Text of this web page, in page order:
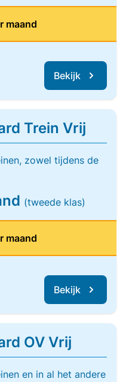
maand
Bekijk
Trein Vrij
zowel tijdens de
(tweede klas)
maand
Bekijk
OV Vrij
en in al het andere